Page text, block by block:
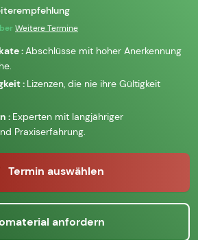
Weitere Termine
:Abschlüsse mit hoher Anerkennung
: Lizenzen, die nie ihre Gültigkeit
: Experten mit langjähriger
Praxiserfahrung.
Termin auswählen
anfordern